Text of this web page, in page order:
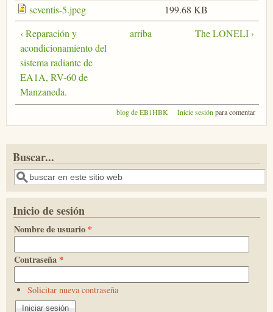
seventis-5.jpeg
199.68 KB
‹ Reparación y
acondicionamiento del
sistema radiante de
EA1A, RV-60 de
Manzaneda.
arriba The LONELI ›
blog de EB1HBK Inicie sesiónpara comentar
Buscar...
Buscar
Inicio de sesión
Nombre de usuario *
Contraseña *
Solicitar nueva contraseña